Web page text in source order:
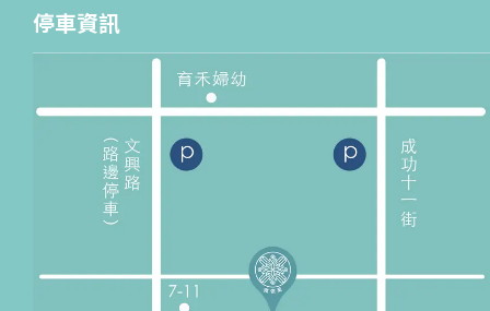
停車資訊